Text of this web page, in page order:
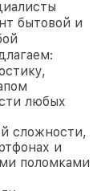
бытовой и
любых
сложности,
и
поломками